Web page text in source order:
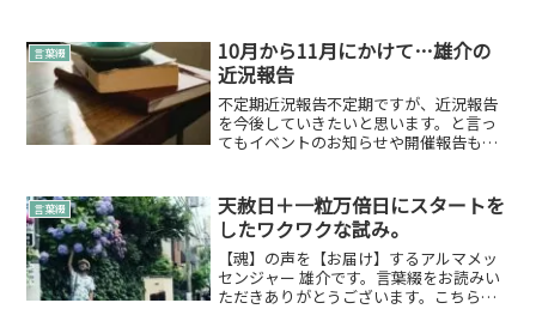
言葉綴
10月から11月にかけて…雄介の
近況報告
不定期近況報告不定期ですが、近況報告
を今後していきたいと思います。と言っ
てもイベントのお知らせや開催報告も多
交流会～たまに占い勉強～」 （神楽坂）
開催目的はみな...
言葉綴
天赦日＋一粒万倍日にスタートを
したワクワクな試み。
【魂】の声を【お届け】するアルマメッ
センジャー 雄介です。言葉綴をお読みい
ただきありがとうございます。こちらの